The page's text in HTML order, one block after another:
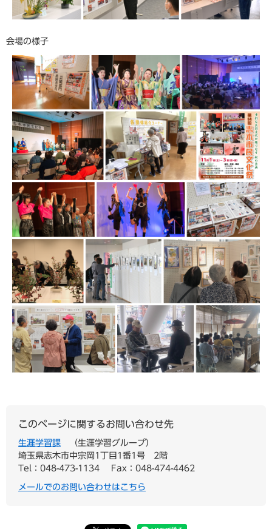
会場の様子
このページに関するお問い合わせ先
生涯学習課
生涯学習グループ
埼玉県志木市中宗岡1丁目1番1号 2階
Tel：048-473-1134
Fax：048-474-4462
メールでのお問い合わせはこちら